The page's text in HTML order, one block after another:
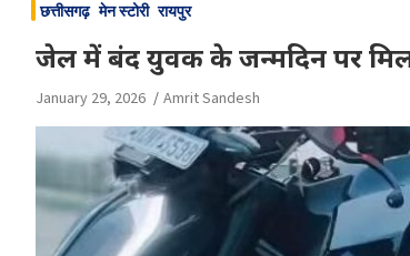
content
छत्तीसगढ़ मेन स्टोरी रायपुर
जेल में बंद युवक के जन्मदिन पर मिलने
January 29, 2026 Amrit Sandesh